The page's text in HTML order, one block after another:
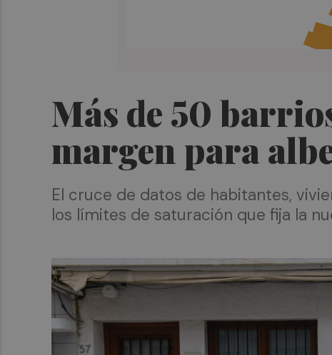
Más de 50
margen para
El cruce de datos de habitantes,
los límites de saturación que fija la